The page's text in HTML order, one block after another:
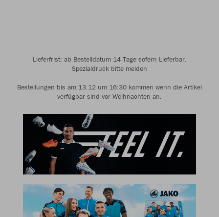
Lieferfrist: ab Bestelldatum 14 Tage sofern Lieferbar.
Spezialdruck bitte melden
Bestellungen bis am 13.12 um 16:30 kommen wenn die Artikel
verfügbar sind vor Weihnachten an.